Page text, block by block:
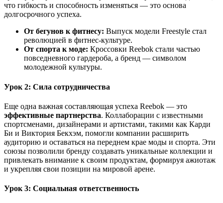
что гибкость и способность изменяться — это основа
долгосрочного успеха.
От бегунов к фитнесу: Выпуск модели Freestyle стал
революцией в фитнес-культуре.
От спорта к моде: Кроссовки Reebok стали частью
повседневного гардероба, а бренд — символом
молодежной культуры.
Урок 2: Сила сотрудничества
Еще одна важная составляющая успеха Reebok — это
эффективные партнерства. Коллаборации с известными
спортсменами, дизайнерами и артистами, такими как Карди
Би и Виктория Бекхэм, помогли компании расширить
аудиторию и оставаться на переднем крае моды и спорта. Эти
союзы позволили бренду создавать уникальные коллекции и
привлекать внимание к своим продуктам, формируя ажиотаж
и укрепляя свои позиции на мировой арене.
Урок 3: Социальная ответственность